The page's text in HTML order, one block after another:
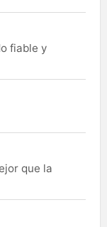
fiable y
que la